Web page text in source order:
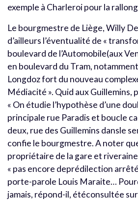
exemple à Charleroi pour la
Le bourgmestre de Liège, Willy
d’ailleurs l’éventualité de «
boulevard de l’Automobile(aux
en boulevard du Tram,
Longdoz fort du nouveau
Médiacité ». Quid aux Guillemins,
« On étudie l’hypothèse d’une
principale rue Paradis et boucle
deux, rue des Guillemins dansle
confie le bourgmestre. A noter
propriétaire de la gare et
« pas encore deprédilection
porte-parole Louis Maraite…
jamais, répond-il, étéconsultée